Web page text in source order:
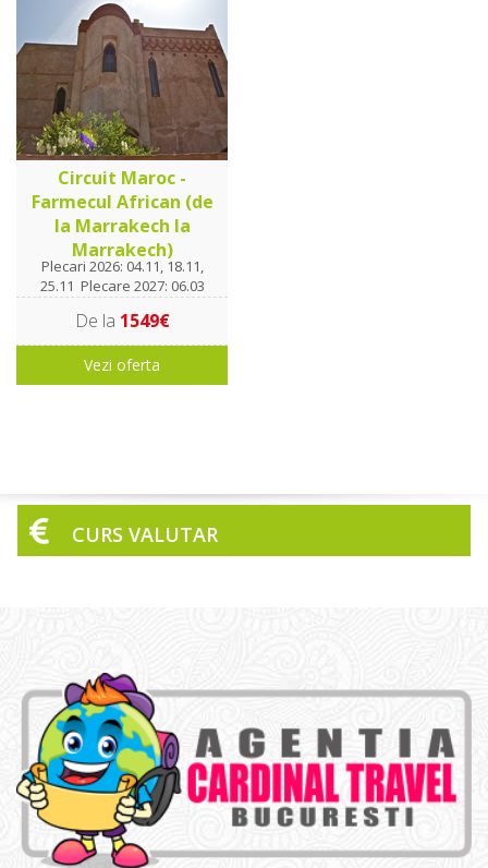
Circuit Maroc -
Farmecul African (de
la Marrakech la
Marrakech)
Plecari 2026: 04.11, 18.11,
25.11 Plecare 2027: 06.03
De la 1549€
Vezi oferta
CURS VALUTAR